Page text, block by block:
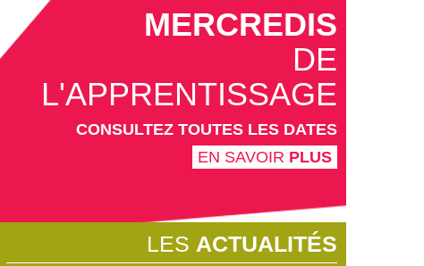
MERCREDIS
DE
L'APPRENTISSAGE
CONSULTEZ TOUTES LES DATES
EN SAVOIR PLUS
LES ACTUALITÉS